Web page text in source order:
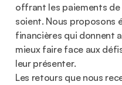
offrant les paiements de
soient. Nous proposons
financières qui donnent
mieux faire face aux
leur présenter.
Les retours que nous